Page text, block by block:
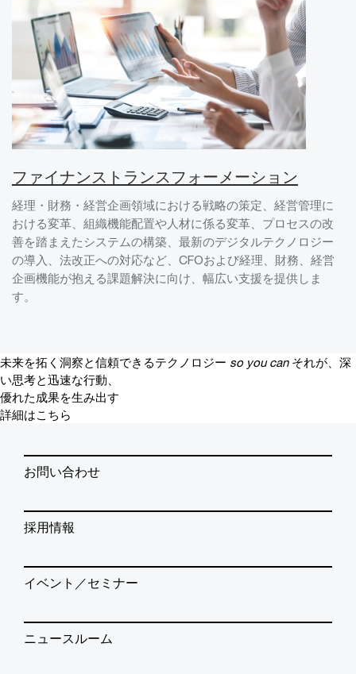
ファイナンストランスフォーメーション
経理・財務・経営企画領域における戦略の策定、経営管理に
おける変革、組織機能配置や人材に係る変革、プロセスの改
善を踏まえたシステムの構築、最新のデジタルテクノロジー
の導入、法改正への対応など、CFOおよび経理、財務、経営
企画機能が抱える課題解決に向け、幅広い支援を提供しま
す。
未来を拓く洞察と信頼できるテクノロジー so you can それが、深
い思考と迅速な行動、
優れた成果を生み出す
詳細はこちら
お問い合わせ
採用情報
イベント／セミナー
ニュースルーム